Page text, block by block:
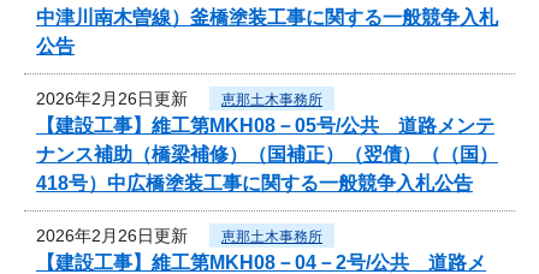
中津川南木曽線）釜橋塗装工事に関する一般競争入札
公告
2026年2月26日更新 恵那土木事務所
【建設工事】維工第MKH08－05号/公共 道路メンテ
ナンス補助（橋梁補修）（国補正）（翌債）（（国）
418号）中広橋塗装工事に関する一般競争入札公告
2026年2月26日更新 恵那土木事務所
【建設工事】維工第MKH08－04－2号/公共 道路メ